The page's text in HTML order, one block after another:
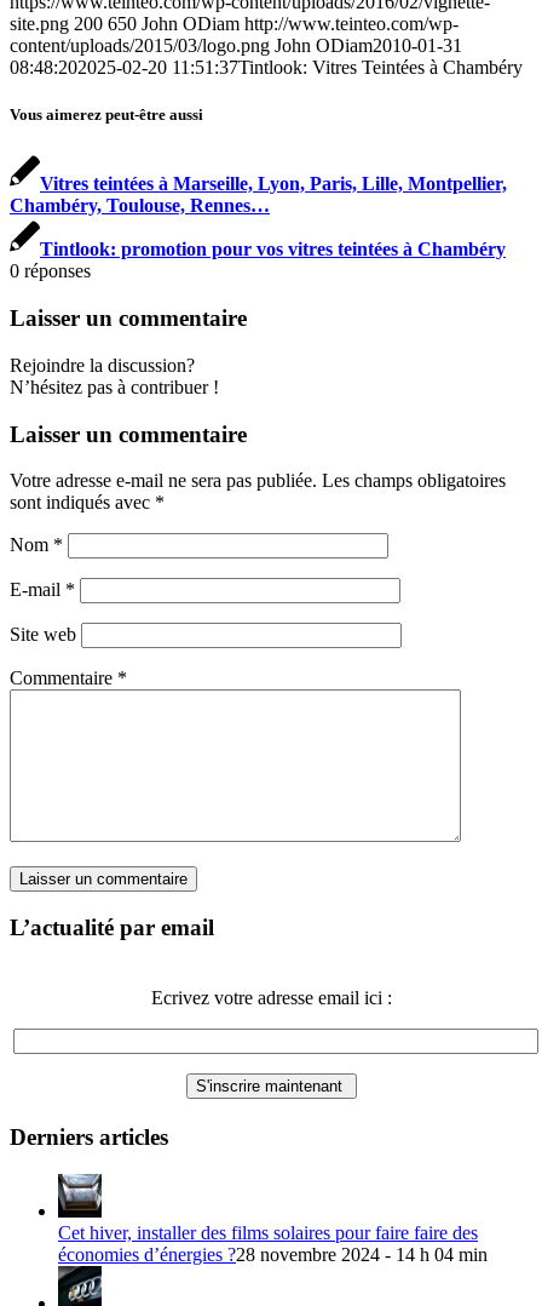
site.png 200 650 John ODiam http://www.teinteo.com/wp-
content/uploads/2015/03/logo.png John ODiam2010-01-31
08:48:202025-02-20 11:51:37Tintlook: Vitres Teintées à Chambéry
Vous aimerez peut-être aussi
Vitres teintées à Marseille, Lyon, Paris, Lille, Montpellier,
Chambéry, Toulouse, Rennes…
Tintlook: promotion pour vos vitres teintées à Chambéry
0 réponses
Laisser un commentaire
Rejoindre la discussion?
N’hésitez pas à contribuer !
Laisser un commentaire
Votre adresse e-mail ne sera pas publiée. Les champs obligatoires
sont indiqués avec *
Nom *
E-mail *
Site web
Commentaire *
L’actualité par email
Ecrivez votre adresse email ici :
Derniers articles
Cet hiver, installer des films solaires pour faire faire des
économies d’énergies ?28 novembre 2024 - 14 h 04 min